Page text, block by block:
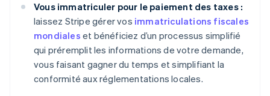
Vous immatriculer pour le paiement des taxes :
laissez Stripe gérer vos immatriculations fiscales
mondiales et bénéficiez d’un processus simplifié
qui préremplit les informations de votre demande,
vous faisant gagner du temps et simplifiant la
conformité aux réglementations locales.